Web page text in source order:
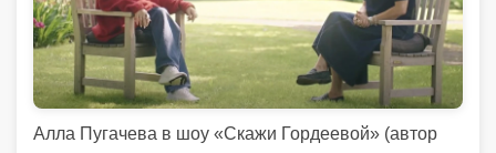
Алла Пугачева в шоу «Скажи Гордеевой» (автор